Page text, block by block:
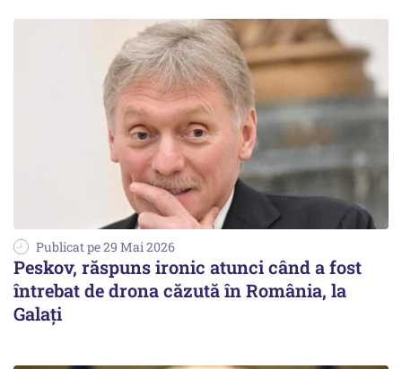
Publicat pe 29 Mai 2026
Peskov, răspuns ironic atunci când a fost
întrebat de drona căzută în România, la
Galați